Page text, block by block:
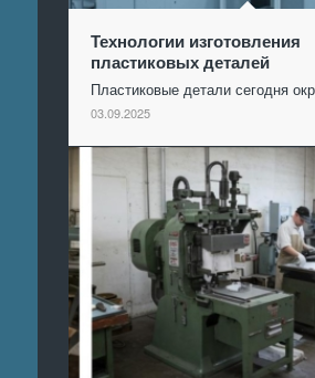
Технологии изготовления
пластиковых деталей
Пластиковые детали сегодня
03.09.2025